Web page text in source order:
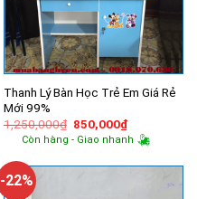
Thanh Lý Bàn Học Trẻ Em Giá Rẻ
Mới 99%
1,250,000₫ Giá
gốc
là:
850,000₫Giá
hiện
tại
850,000₫.
Còn hàng - Giao nhanh
-22%